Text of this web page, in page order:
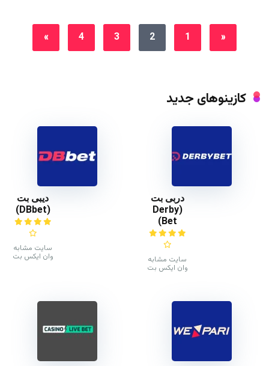
«
1
2
3
4
»
کازینوهای جدید
دربی بت
(Derby
Bet)
سایت مشابه
وان ایکس بت
دیبی بت
(DBbet)
سایت مشابه
وان ایکس بت